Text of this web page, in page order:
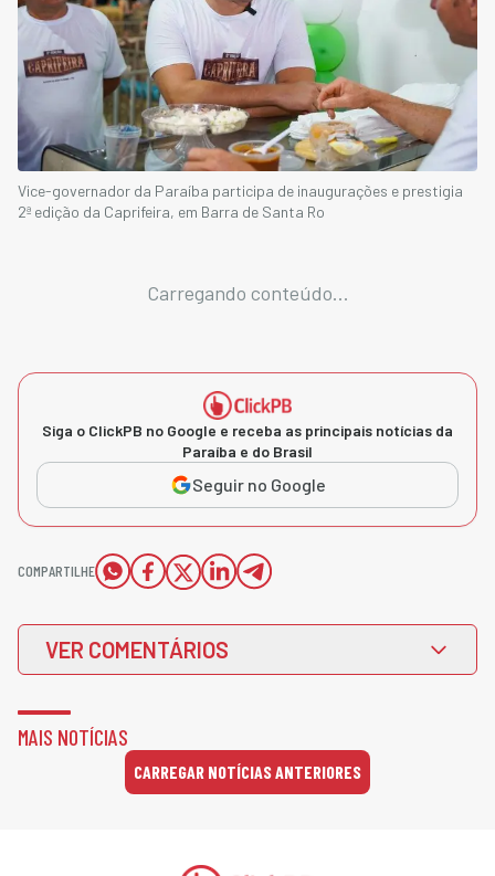
Vice-governador da Paraíba participa de inaugurações e prestigia
2ª edição da Caprifeira, em Barra de Santa Ro
Carregando conteúdo...
Siga o ClickPB no Google e receba as principais notícias da
Paraíba e do Brasil
Seguir no Google
COMPARTILHE
VER COMENTÁRIOS
MAIS NOTÍCIAS
CARREGAR NOTÍCIAS ANTERIORES